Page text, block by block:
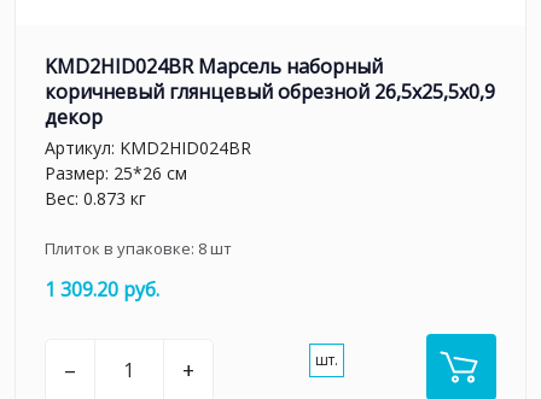
KMD2HID024BR Марсель наборный
коричневый глянцевый обрезной 26,5x25,5x0,9
декор
Артикул: KMD2HID024BR
Размер: 25*26 см
Вес: 0.873 кг
Плиток в упаковке: 8шт
1 309.20 руб.
– + шт.